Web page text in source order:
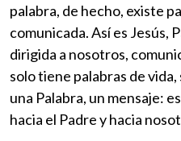
palabra, de hecho, existe
comunicada. Así es Jesús,
dirigida a nosotros,
solo tiene palabras de
una Palabra, un mensaje:
hacia el Padre y hacia